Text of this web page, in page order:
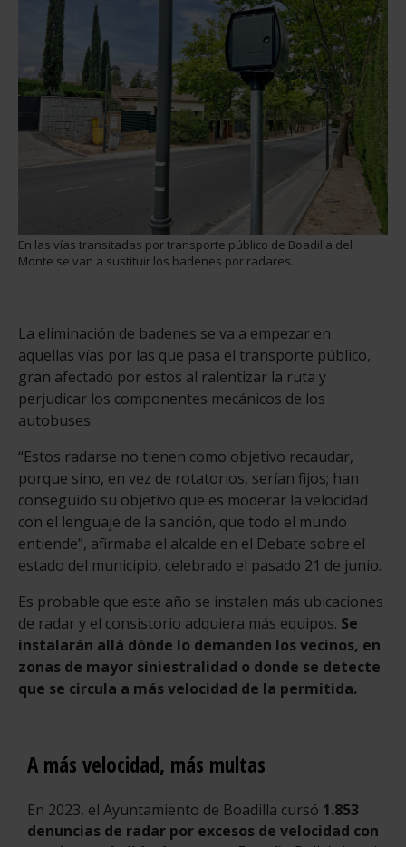
En las vías transitadas por transporte público de Boadilla del
Monte se van a sustituir los badenes por radares.
La eliminación de badenes se va a empezar en
aquellas vías por las que pasa el transporte público,
gran afectado por estos al ralentizar la ruta y
perjudicar los componentes mecánicos de los
autobuses.
“Estos radarse no tienen como objetivo recaudar,
porque sino, en vez de rotatorios, serían fijos; han
conseguido su objetivo que es moderar la velocidad
con el lenguaje de la sanción, que todo el mundo
entiende”, afirmaba el alcalde en el Debate sobre el
estado del municipio, celebrado el pasado 21 de junio.
Es probable que este año se instalen más ubicaciones
de radar y el consistorio adquiera más equipos. Se
instalarán allá dónde lo demanden los vecinos, en
zonas de mayor siniestralidad o donde se detecte
que se circula a más velocidad de la permitida.
A más velocidad, más multas
En 2023, el Ayuntamiento de Boadilla cursó 1.853
denuncias de radar por excesos de velocidad con